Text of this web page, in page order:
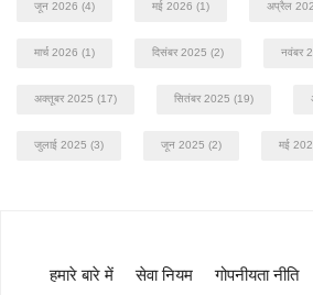
जून 2026 (4) मई 2026 (1) अप्रैल
मार्च 2026 (1) दिसंबर 2025 (2) नवंबर
अक्तूबर 2025 (17) सितंबर 2025 (19)
जुलाई 2025 (3) जून 2025 (2) मई
हमारे बारे में सेवा नियम गोपनीयता नीति